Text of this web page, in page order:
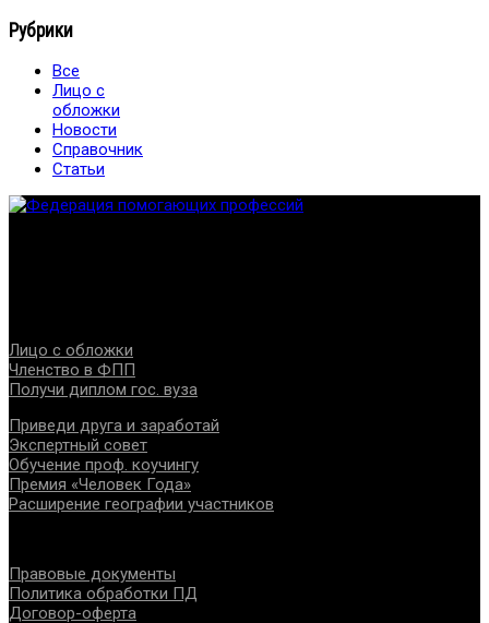
Рубрики
Все
Лицо с
обложки
Новости
Справочник
Статьи
Лицо с обложки
Членство в ФПП
Получи диплом гос. вуза
Приведи друга и заработай
Экспертный совет
Обучение проф. коучингу
Премия «Человек Года»
Расширение географии участников
Правовые документы
Политика обработки ПД
Договор-оферта